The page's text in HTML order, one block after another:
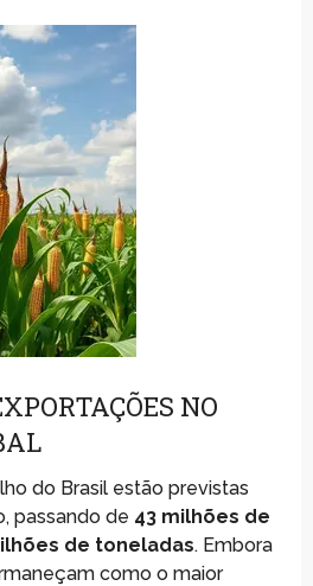
NO
do Brasil estão previstas
passando de 43 milhões de
de toneladas. Embora
como o maior